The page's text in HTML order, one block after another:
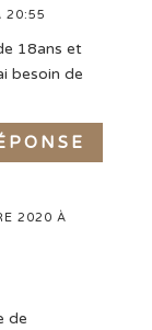
20:55
18ans et
besoin de
2020 À
de